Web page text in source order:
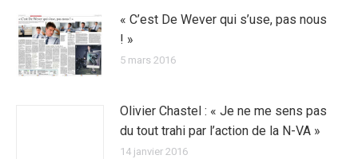
« C’est De Wever qui s’use, pas nous
! »
5 mars 2016
Olivier Chastel : « Je ne me sens pas
du tout trahi par l’action de la N-VA »
14 janvier 2016